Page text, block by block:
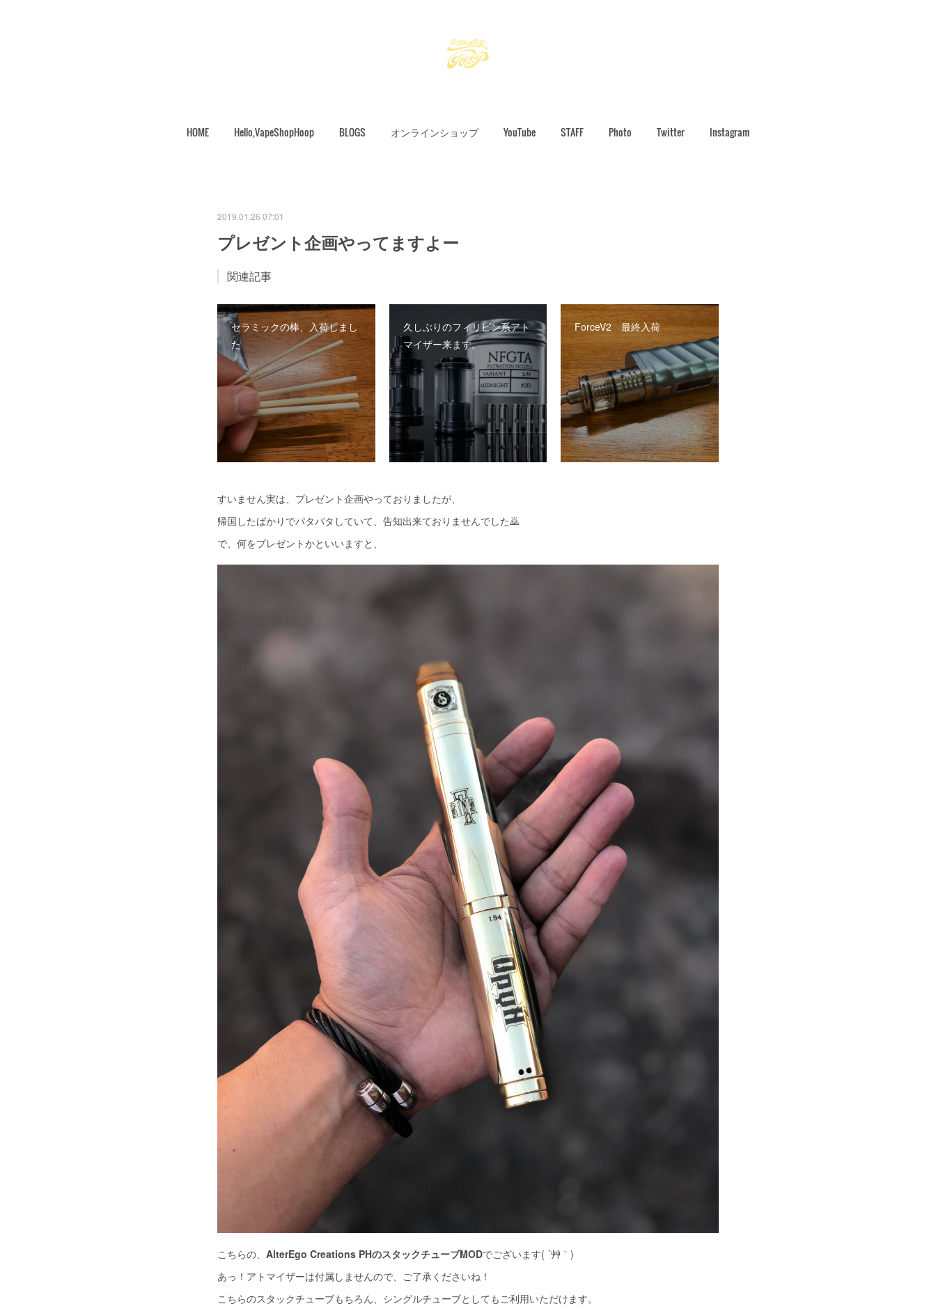
HOME Hello,VapeShopHoop BLOGS オンラインショップ YouTube STAFF Photo Twitter Instagram
2019.01.26 07:01
プレゼント企画やってますよー
関連記事
セラミックの棒、入荷しまし
た
久しぶりのフィリピン系アト
マイザー来ます。
ForceV2 最終入荷
すいません実は、プレゼント企画やっておりましたが、
帰国したばかりでパタパタしていて、告知出来ておりませんでした🙇
で、何をプレゼントかといいますと、
こちらの、 AlterEgo Creations PHのスタックチューブMODでございます( ´艸｀)
あっ！アトマイザーは付属しませんので、ご了承くださいね！
こちらのスタックチューブもちろん、シングルチューブとしてもご利用いただけます。